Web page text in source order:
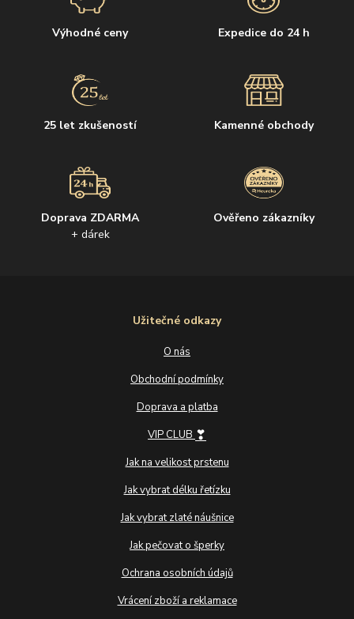
Výhodné ceny Expedice do 24 h
25 let zkušeností Kamenné obchody
Doprava ZDARMA
+ dárek
Ověřeno zákazníky
Užitečné odkazy
O nás
Obchodní podmínky
Doprava a platba
VIP CLUB ❣
Jak na velikost prstenu
Jak vybrat délku řetízku
Jak vybrat zlaté náušnice
Jak pečovat o šperky
Ochrana osobních údajů
Vrácení zboží a reklamace